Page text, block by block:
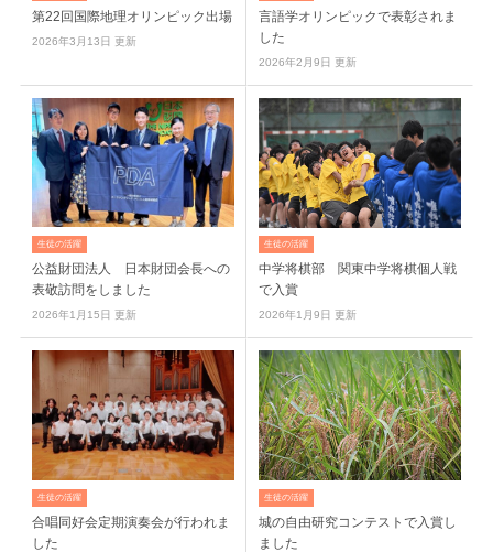
第22回国際地理オリンピック出場
2026年3月13日 更新
言語学オリンピックで表彰されま
した
2026年2月9日 更新
生徒の活躍
公益財団法人 日本財団会長への
表敬訪問をしました
2026年1月15日 更新
生徒の活躍
中学将棋部 関東中学将棋個人戦
で入賞
2026年1月9日 更新
生徒の活躍
合唱同好会定期演奏会が行われま
した
生徒の活躍
城の自由研究コンテストで入賞し
ました